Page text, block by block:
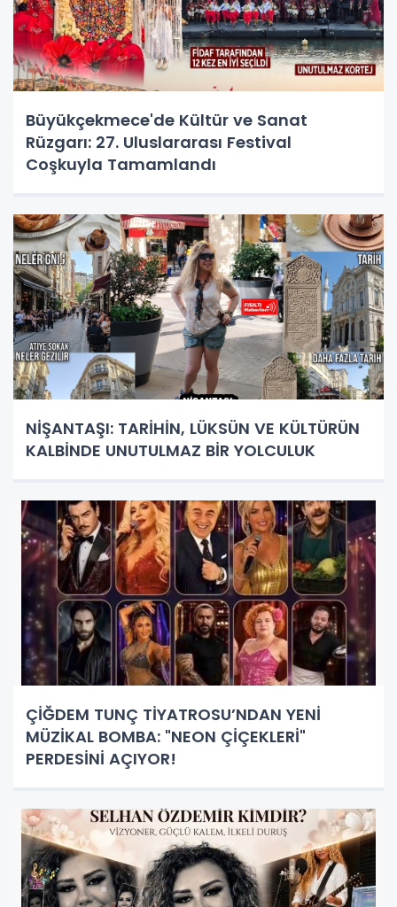
Büyükçekmece'de Kültür ve Sanat
Rüzgarı: 27. Uluslararası Festival
Coşkuyla Tamamlandı
NİŞANTAŞI: TARİHİN, LÜKSÜN VE KÜLTÜRÜN
KALBİNDE UNUTULMAZ BİR YOLCULUK
ÇİĞDEM TUNÇ TİYATROSU’NDAN YENİ
MÜZİKAL BOMBA: "NEON ÇİÇEKLERİ"
PERDESİNİ AÇIYOR!